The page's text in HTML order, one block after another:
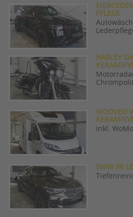
PFLEGE
HARLEY
MOOVEO
inkl.
BMW X6